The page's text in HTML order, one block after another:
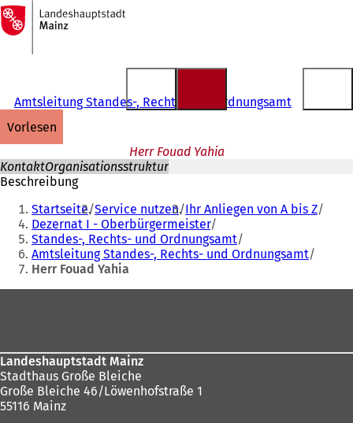
Inhalt anspringen
Zur
Startseite
Amtsleitung Standes-, Rechts- und Ordnungsamt
vorlesen
Herr Fouad Yahia
KontaktOrganisationsstruktur
Beschreibung
Sie
befinden
sich
hier:
Startseite Service nutzen Ihr Anliegen von A bis Z
Dezernat I - Oberbürgermeister
Standes-, Rechts- und Ordnungsamt
Amtsleitung Standes-, Rechts- und Ordnungsamt
Herr Fouad Yahia
Landeshauptstadt Mainz
Stadthaus Große Bleiche
Große Bleiche 46/Löwenhofstraße 1
55116 Mainz